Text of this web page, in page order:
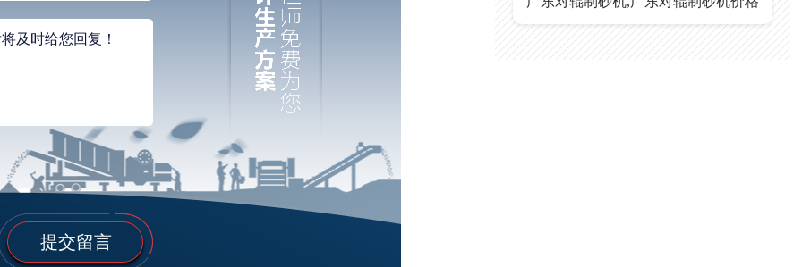
提交留言